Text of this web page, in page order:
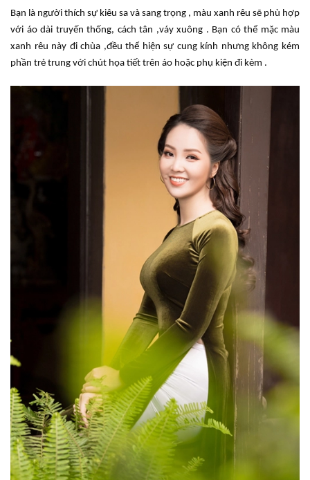
Bạn là người thích sự kiêu sa và sang trọng , màu xanh rêu sẽ phù hợp
với áo dài truyến thống, cách tân ,váy xuông . Bạn có thể mặc màu
xanh rêu này đi chùa ,đều thể hiện sự cung kính nhưng không kém
phần trẻ trung với chút họa tiết trên áo hoặc phụ kiện đi kèm .